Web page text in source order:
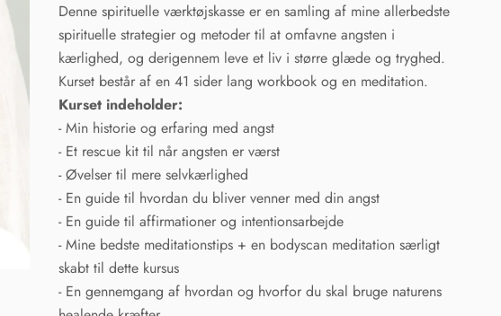
Denne spirituelle værktøjskasse er en samling af mine allerbedste
spirituelle strategier og metoder til at omfavne angsten i
kærlighed, og derigennem leve et liv i større glæde og tryghed.
Kurset består af en 41 sider lang workbook og en meditation.
Kurset indeholder:
- Min historie og erfaring med angst
- Et rescue kit til når angsten er værst
- Øvelser til mere selvkærlighed
- En guide til hvordan du bliver venner med din angst
- En guide til affirmationer og intentionsarbejde
- Mine bedste meditationstips + en bodyscan meditation særligt
skabt til dette kursus
- En gennemgang af hvordan og hvorfor du skal bruge naturens